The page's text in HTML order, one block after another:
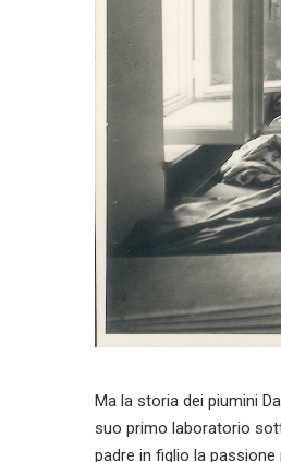
Ma la storia dei piumini
suo primo laboratorio
padre in figlio la